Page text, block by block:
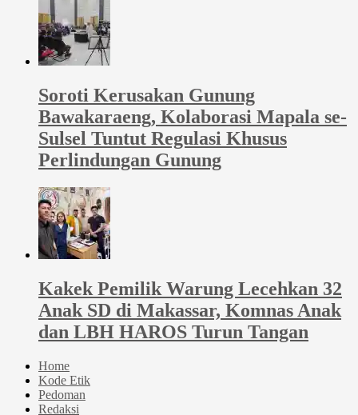
Soroti Kerusakan Gunung
Bawakaraeng, Kolaborasi Mapala se-
Sulsel Tuntut Regulasi Khusus
Perlindungan Gunung
Kakek Pemilik Warung Lecehkan 32
Anak SD di Makassar, Komnas Anak
dan LBH HAROS Turun Tangan
Home
Kode Etik
Pedoman
Redaksi